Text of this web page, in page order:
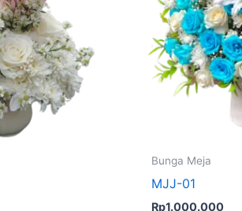
Bunga Meja
MJJ-01
Rp1.000.000